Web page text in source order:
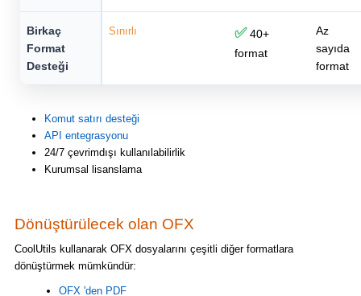
Birkaç
Format
Desteği
Sınırlı ✅40+
format
Az
sayıda
format
Komut satırı desteği
API entegrasyonu
24/7 çevrimdışı kullanılabilirlik
Kurumsal lisanslama
Dönüştürülecek olan OFX
CoolUtils kullanarak OFX dosyalarını çeşitli diğer formatlara
dönüştürmek mümkündür:
OFX 'den PDF